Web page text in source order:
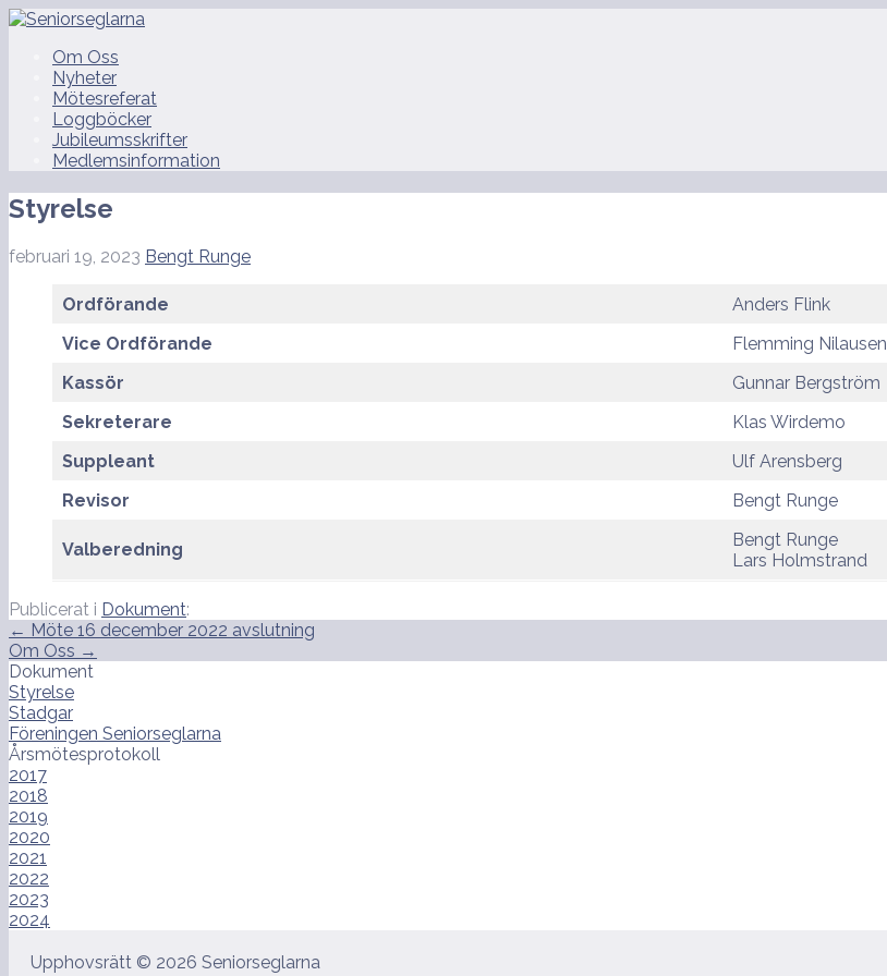
Hoppa
innehållOm Oss
Nyheter
Mötesreferat
Loggböcker
Jubileumsskrifter
Medlemsinformation
Styrelse
februari 19, 2023 Bengt Runge
Ordförande
Anders Flink
Vice Ordförande
Flemming Nilausen
Kassör
Gunnar Bergström
Sekreterare
Klas Wirdemo
Suppleant
Ulf Arensberg
Revisor
Bengt Runge
Valberedning
Bengt Runge
Lars Holmstrand
Publicerat i Dokument:
Inläggsnavigering
← Möte 16 december 2022 avslutning
Om Oss →
Dokument
Styrelse
Stadgar
Föreningen Seniorseglarna
Årsmötesprotokoll
2017
2018
2019
2020
2021
2022
2023
2024
Upphovsrätt © 2026 Seniorseglarna